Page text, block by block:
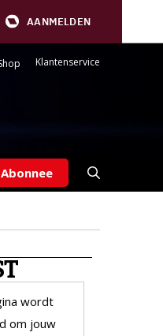
AANMELDEN
Klantenservice
wordt
om jouw